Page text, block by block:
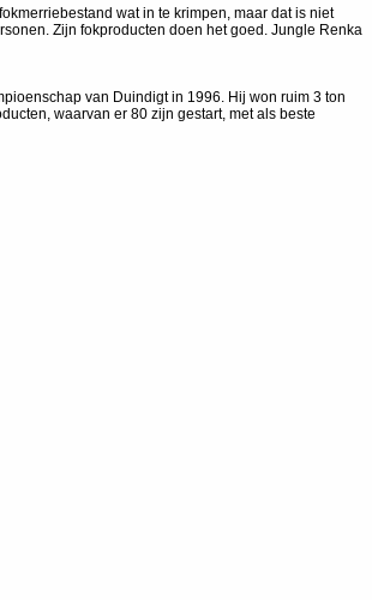
wat in te krimpen, maar dat is niet
Zijn fokproducten doen het goed. Jungle Renka
van Duindigt in 1996. Hij won ruim 3 ton
waarvan er 80 zijn gestart, met als beste